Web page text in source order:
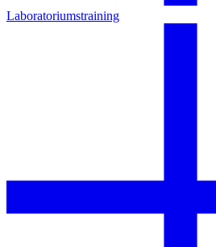
Laboratoriumstraining